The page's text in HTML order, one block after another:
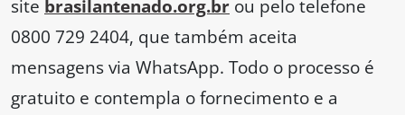
site brasilantenado.org.br ou pelo telefone
0800 729 2404, que também aceita
mensagens via WhatsApp. Todo o processo é
gratuito e contempla o fornecimento e a